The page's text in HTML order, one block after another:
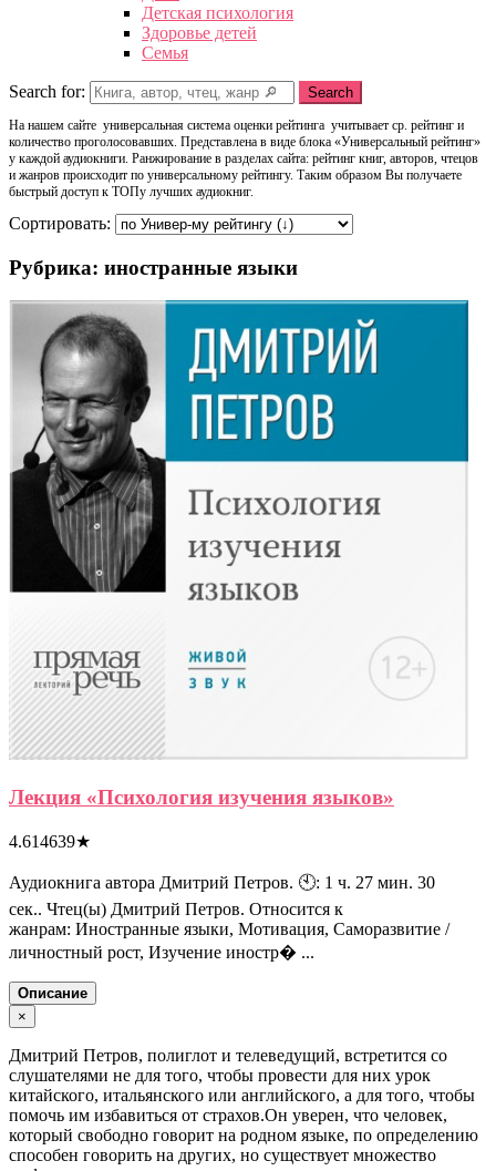
Детская психология
Здоровье детей
Семья
Search for: Search
На нашем сайте универсальная система оценки рейтинга учитывает ср. рейтинг и
количество проголосовавших. Представлена в виде блока «Универсальный рейтинг»
у каждой аудиокниги. Ранжирование в разделах сайта: рейтинг книг, авторов, чтецов
и жанров происходит по универсальному рейтингу. Таким образом Вы получаете
быстрый доступ к ТОПу лучших аудиокниг.
Сортировать:
Рубрика: иностранные языки
Лекция «Психология изучения языков»
4.614639★
Аудиокнига автора Дмитрий Петров. 🕙: 1 ч. 27 мин. 30
сек.. Чтец(ы) Дмитрий Петров. Относится к
жанрам: Иностранные языки, Мотивация, Саморазвитие /
личностный рост, Изучение иностр� ...
Описание
×
Дмитрий Петров, полиглот и телеведущий, встретится со
слушателями не для того, чтобы провести для них урок
китайского, итальянского или английского, а для того, чтобы
помочь им избавиться от страхов.Он уверен, что человек,
который свободно говорит на родном языке, по определению
способен говорить на других, но существует множество